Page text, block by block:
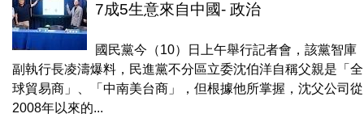
7成5生意來自中國- 政治
國民黨今（10）日上午舉行記者會，該黨智庫
副執行長凌濤爆料，民進黨不分區立委沈伯洋自稱父親是「全
球貿易商」、「中南美台商」，但根據他所掌握，沈父公司從
2008年以來的...